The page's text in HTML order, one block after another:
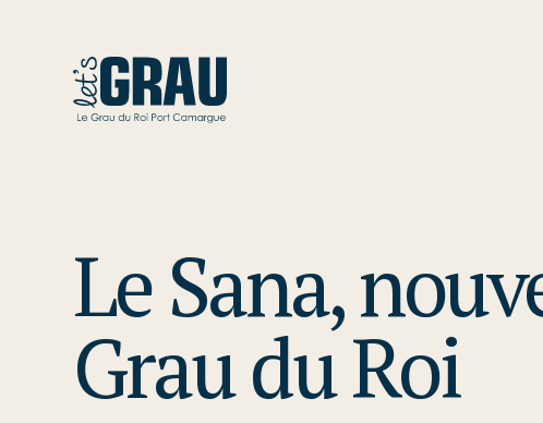
Le Sana,
Grau du Roi